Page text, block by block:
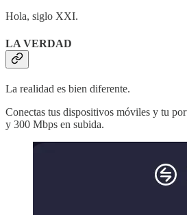
Hola, siglo XXI.
LA VERDAD
La realidad es bien diferente.
Conectas tus dispositivos móviles y tu
y 300 Mbps en subida.